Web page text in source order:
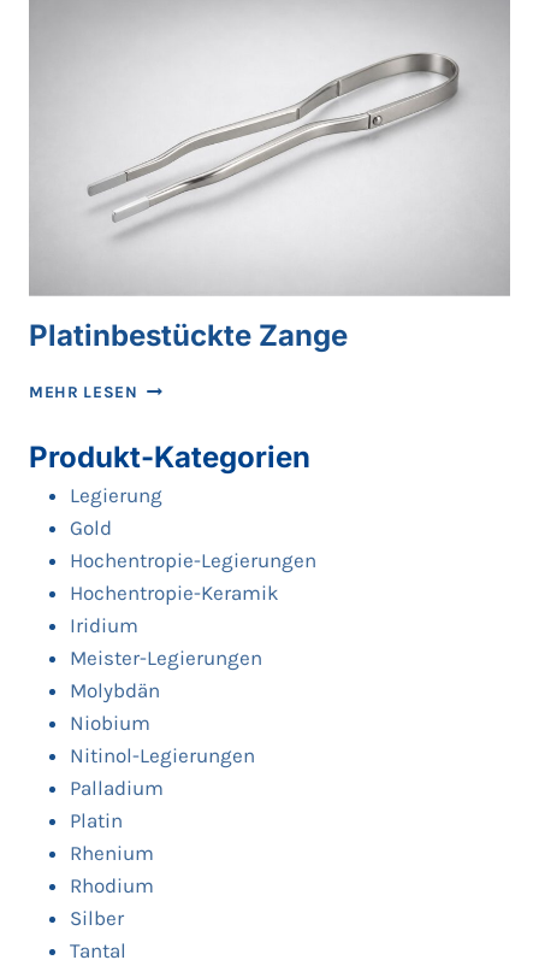
Platinbestückte Zange
MEHR LESEN PLATINBESTÜCKTE
Produkt-Kategorien
Legierung
Gold
Hochentropie-Legierungen
Hochentropie-Keramik
Iridium
Meister-Legierungen
Molybdän
Niobium
Nitinol-Legierungen
Palladium
Platin
Rhenium
Rhodium
Silber
Tantal